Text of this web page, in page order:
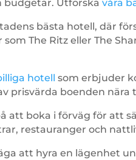
budgetar. Utforskavåra
bästa hotell, där
The Ritz eller The
hotell som erbjuder
prisvärda boenden
att boka i förväg för att
restauranger och
att hyra en lägenhet